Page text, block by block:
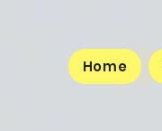
Home